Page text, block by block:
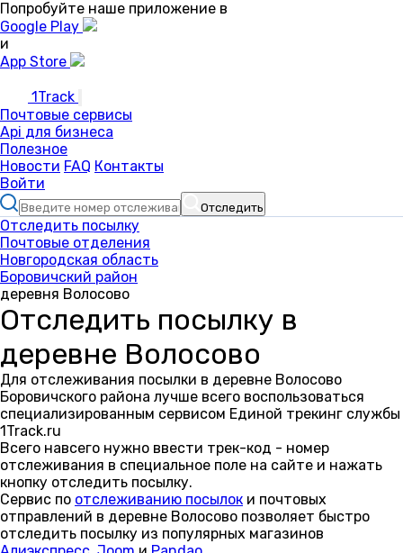
Попробуйте наше приложение в
Google Play
и
App Store
1Track
Почтовые сервисы
Api для бизнеса
Полезное
Новости FAQ Контакты
Войти
Отследить
Отследить посылку
Почтовые отделения
Новгородская область
Боровичский район
деревня Волосово
Отследить посылку в
деревне Волосово
Для отслеживания посылки в деревне Волосово
Боровичского района лучше всего воспользоваться
специализированным сервисом Единой трекинг службы
1Track.ru
Всего навсего нужно ввести трек-код - номер
отслеживания в специальное поле на сайте и нажать
кнопку отследить посылку.
Сервис по отслеживанию посылок и почтовых
отправлений в деревне Волосово позволяет быстро
отследить посылку из популярных магазинов